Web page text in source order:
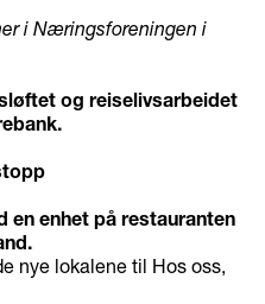
i Næringsforeningen i
og reiselivsarbeidet
en enhet på restauranten
nye lokalene til Hos oss,